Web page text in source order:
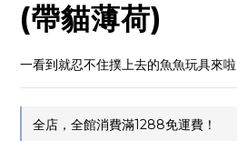
(帶貓薄荷)
一看到就忍不住撲上去的魚魚玩具來啦
全店，全館消費滿1288免運費！